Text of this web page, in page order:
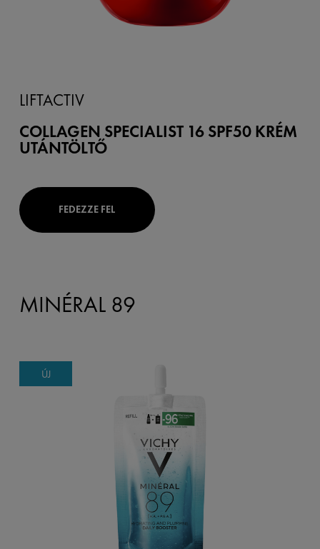
LIFTACTIV
COLLAGEN SPECIALIST 16 SPF50 KRÉM
UTÁNTÖLTŐ
FEDEZZE FEL
MINÉRAL 89
ÚJ